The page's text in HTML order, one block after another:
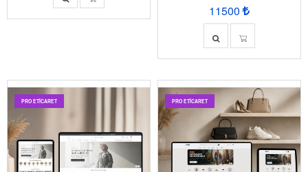
11500
PRO ETİCARET PRO ETİCARET